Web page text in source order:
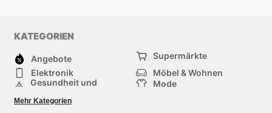
KATEGORIEN
Angebote
Supermärkte
Elektronik
Möbel & Wohnen
Gesundheit und
Mode
Sportartikel und
Sportbekleidung
Mehr Kategorien